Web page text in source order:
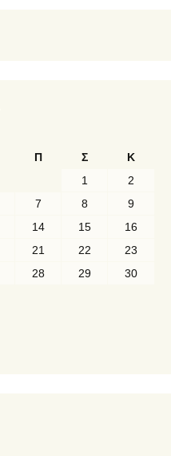
Π Σ
Κ
1
2
7 8
9
14 15
16
21 22
23
28 29
30